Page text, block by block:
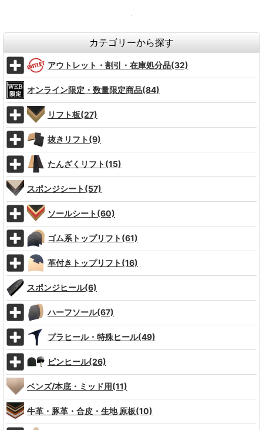
カテゴリーから探す
アウトレット・割引・在庫処分品(32)
オンライン限定・数量限定商品(84)
リフト板(27)
抜きリフト(9)
たんざくリフト(15)
スポンジシート(57)
ソールシート(60)
ゴム系トップリフト(61)
革付きトップリフト(16)
スポンジヒール(6)
ハーフソール(67)
プラヒール・特殊ヒール(49)
ピンヒール(26)
ベンズ/本底・ミッド用(11)
牛革・豚革・合皮・生地 原板(10)